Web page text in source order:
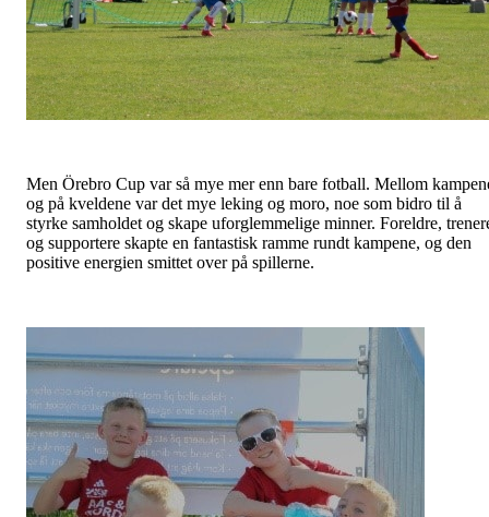
Men Örebro Cup var så mye mer enn bare fotball. Mellom
og på kveldene var det mye leking og moro, noe som bidro til å
styrke samholdet og skape uforglemmelige minner. Foreldre,
og supportere skapte en fantastisk ramme rundt kampene, og den
positive energien smittet over på spillerne.